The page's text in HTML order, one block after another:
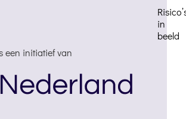
in
beeld
een initiatief van